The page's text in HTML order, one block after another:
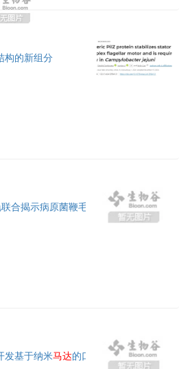
构的新组分
合揭示病原菌鞭毛 旋转方向转换的
发基于纳米马达的口服线粒体移植策略